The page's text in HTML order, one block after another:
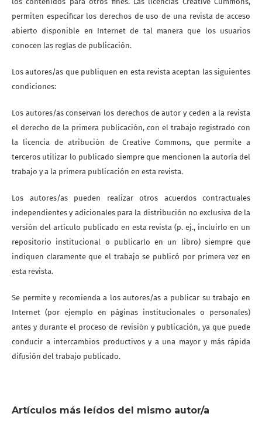
permiten especificar los derechos de uso de una revista de acceso
abierto disponible en Internet de tal manera que los usuarios
conocen las reglas de publicación.
Los autores/as que publiquen en esta revista aceptan las siguientes
condiciones:
Los autores/as conservan los derechos de autor y ceden a la revista
el derecho de la primera publicación, con el trabajo registrado con
la licencia de atribución de Creative Commons, que permite a
terceros utilizar lo publicado siempre que mencionen la autoría del
trabajo y a la primera publicación en esta revista.
Los autores/as pueden realizar otros acuerdos contractuales
independientes y adicionales para la distribución no exclusiva de la
versión del artículo publicado en esta revista (p. ej., incluirlo en un
repositorio institucional o publicarlo en un libro) siempre que
indiquen claramente que el trabajo se publicó por primera vez en
esta revista.
Se permite y recomienda a los autores/as a publicar su trabajo en
Internet (por ejemplo en páginas institucionales o personales)
antes y durante el proceso de revisión y publicación, ya que puede
conducir a intercambios productivos y a una mayor y más rápida
difusión del trabajo publicado.
Artículos más leídos del mismo autor/a